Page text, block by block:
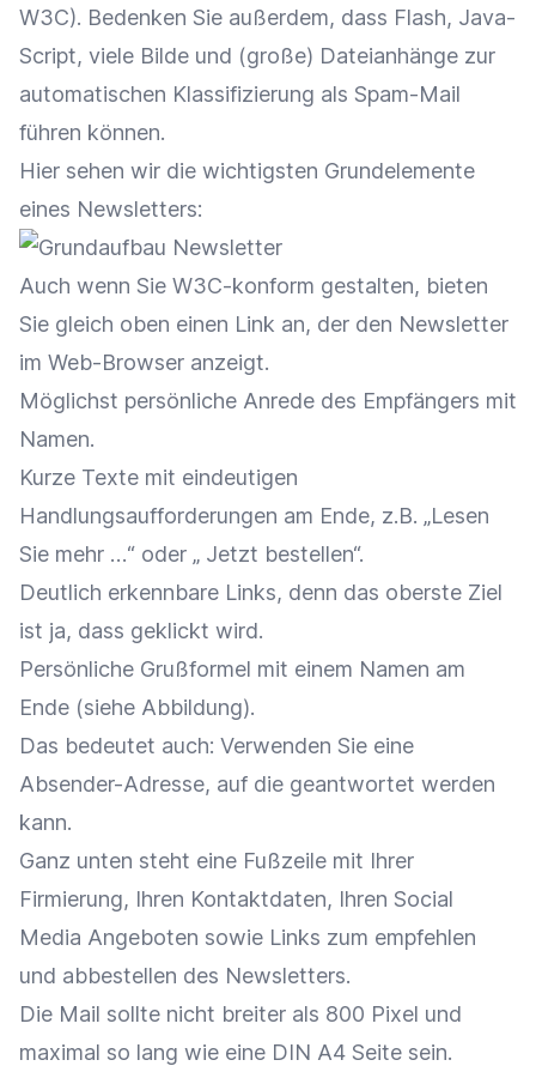
W3C). Bedenken Sie außerdem, dass Flash, Java-
Script, viele Bilde und (große) Dateianhänge zur
automatischen Klassifizierung als Spam-Mail
führen können.
Hier sehen wir die wichtigsten Grundelemente
eines Newsletters:
Auch wenn Sie W3C-konform gestalten, bieten
Sie gleich oben einen Link an, der den Newsletter
im Web-Browser anzeigt.
Möglichst persönliche Anrede des Empfängers mit
Namen.
Kurze Texte mit eindeutigen
Handlungsaufforderungen am Ende, z.B. „Lesen
Sie mehr …“ oder „ Jetzt bestellen“.
Deutlich erkennbare Links, denn das oberste Ziel
ist ja, dass geklickt wird.
Persönliche Grußformel mit einem Namen am
Ende (siehe Abbildung).
Das bedeutet auch: Verwenden Sie eine
Absender-Adresse, auf die geantwortet werden
kann.
Ganz unten steht eine Fußzeile mit Ihrer
Firmierung, Ihren Kontaktdaten, Ihren Social
Media Angeboten sowie Links zum empfehlen
und abbestellen des Newsletters.
Die Mail sollte nicht breiter als 800 Pixel und
maximal so lang wie eine DIN A4 Seite sein.